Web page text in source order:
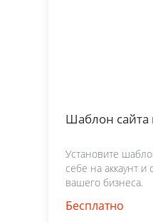
Шаблон сайта
Установите
себе на аккаунт и
вашего бизнеса.
Бесплатно